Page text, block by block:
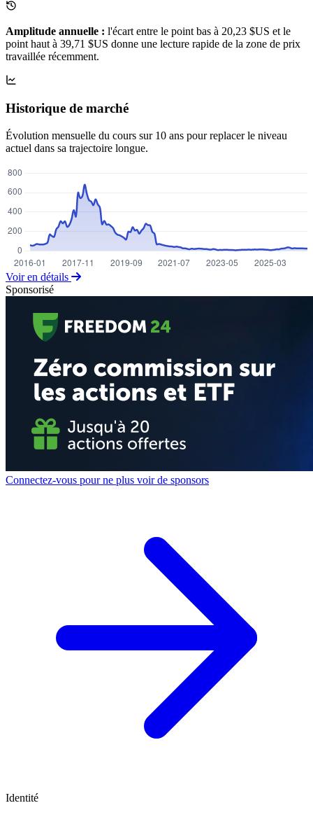
Amplitude annuelle : l'écart entre le point bas à 20,23 $US et le
point haut à 39,71 $US donne une lecture rapide de la zone de prix
travaillée récemment.
Historique de marché
Évolution mensuelle du cours sur 10 ans pour replacer le niveau
actuel dans sa trajectoire longue.
Voir en détails
Sponsorisé
Connectez-vous pour ne plus voir de sponsors
Identité